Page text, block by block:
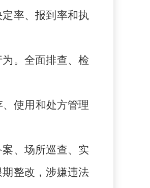
率、报到率和执
。 全面排查、检
、使用和处方管理
、场所巡查、实
整改，涉嫌违法